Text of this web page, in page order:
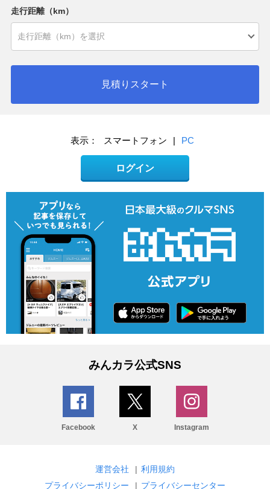
走行距離（km）
見積りスタート
表示： スマートフォン | PC
ログイン
みんカラ公式SNS
Facebook X Instagram
運営会社 | 利用規約
プライバシーポリシー
| プライバシーセンター